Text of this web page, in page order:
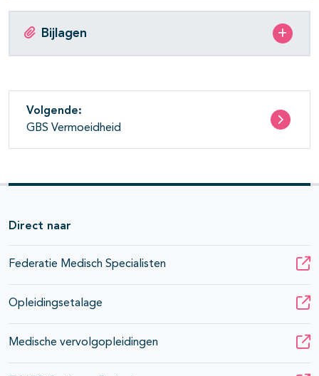
Bijlagen
Volgende:
GBS Vermoeidheid
Direct naar
Federatie Medisch Specialisten
Opleidingsetalage
Medische vervolgopleidingen